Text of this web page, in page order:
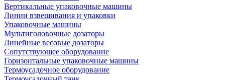
Вертикальные упаковочные машины
Линии взвешивания и упаковки
Упаковочные машины
Мультиголовочные дозаторы
Линейные весовые дозаторы
Сопутствующее оборудование
Горизонтальные упаковочные машины
Термоусадочное оборудование